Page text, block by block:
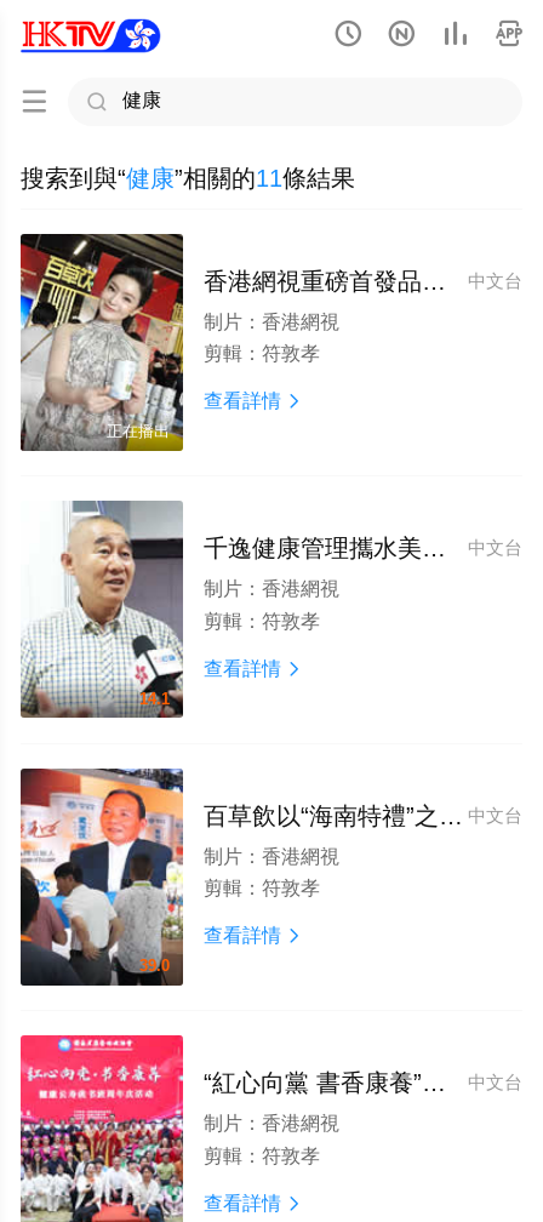
   
 
搜索到與“健康”相關的11條結果
正在播出
中文台
香港網視重磅首發品牌主題曲《百草飲戀曲》，以旋律解鎖海南健康飲品新叙事
制片： 香港網視
剪輯： 符敦孝
查看詳情 
14.1
中文台
千逸健康管理攜水美姿噴霧系列産品亮相第四屆全球食品飲料論壇深受關注
制片： 香港網視
剪輯： 符敦孝
查看詳情 
39.0
中文台
百草飲以“海南特禮”之姿閃耀消博會，金獎加身領銜健康消費新風向
制片： 香港網視
剪輯： 符敦孝
查看詳情 
中文台
“紅心向黨 書香康養”健康長壽讀書班周年慶在海南澄邁舉行
制片： 香港網視
剪輯： 符敦孝
查看詳情 